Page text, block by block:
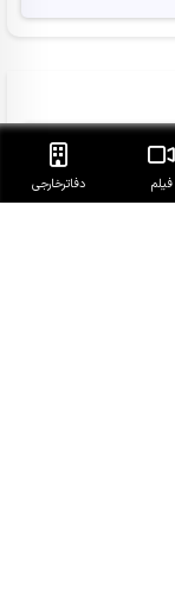
وارداتی در
فیلم دفاتر‌خارجی